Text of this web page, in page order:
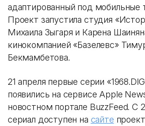
адаптированный под мобильные
Проект запустила студия
Михаила Зыгаря и Карена
кинокомпанией «Базелевс»
Бекмамбетова.
21 апреля первые серии
появились на сервисе Apple
новостном портале BuzzFeed. C
сериал доступен на сайте